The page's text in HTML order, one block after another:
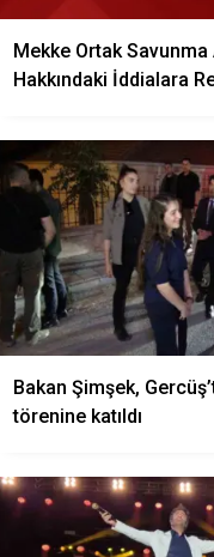
Mekke Ortak Savunma
Hakkındaki İddialara
Bakan Şimşek,
törenine katıldı